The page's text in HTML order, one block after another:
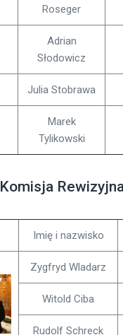
Roseger
Adrian
Słodowicz
Julia Stobrawa
Marek
Tylikowski
Komisja
Imię i nazwisko
Zygfryd Wladarz
Witold Ciba
Rudolf Schreck